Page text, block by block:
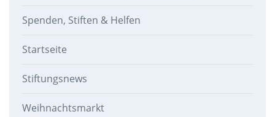
Spenden, Stiften & Helfen
Startseite
Stiftungsnews
Weihnachtsmarkt